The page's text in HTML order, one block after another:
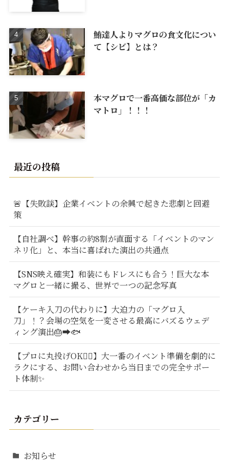
鮪達人よりマグロの食文化につい
て【シビ】とは？
本マグロで一番高価な部位が「カ
マトロ」！！！
最近の投稿
🚨【失敗談】企業イベントの余興で起きた悲劇と回避
策
【自社調べ】幹事の約8割が直面する「イベントのマン
ネリ化」と、本当に喜ばれた演出の共通点
【SNS映え確実】和装にもドレスにも合う！巨大な本
マグロと一緒に撮る、世界で一つの記念写真
【ケーキ入刀の代わりに】大迫力の「マグロ入
刀」！？会場の空気を一変させる最高にバズるウェデ
ィング演出🎂➡️🐟
【プロに丸投げOK🙆‍♂️】大一番のイベント準備を劇的に
ラクにする、お問い合わせから当日までの完全サポー
ト体制✨
カテゴリー
お知らせ